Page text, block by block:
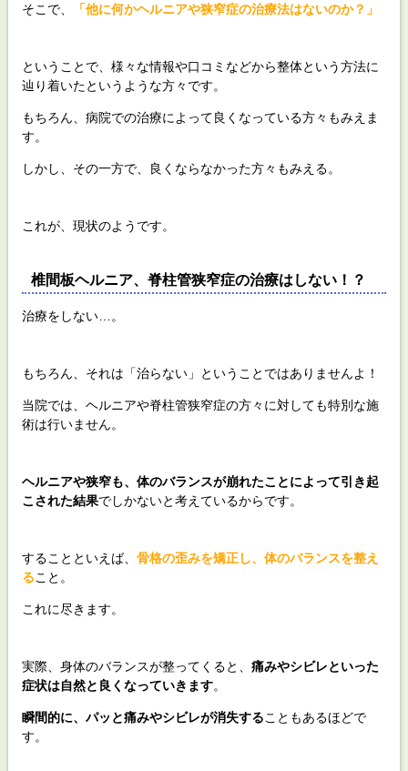
そこで、 「他に何かヘルニアや狭窄症の治療法はないのか？」
ということで、様々な情報や口コミなどから整体という方法に
辿り着いたというような方々です。
もちろん、病院での治療によって良くなっている方々もみえま
す。
しかし、その一方で、良くならなかった方々もみえる。
これが、現状のようです。
椎間板ヘルニア、脊柱管狭窄症の治療はしない！？
治療をしない…。
もちろん、それは「治らない」ということではありませんよ！
当院では、ヘルニアや脊柱管狭窄症の方々に対しても特別な施
術は行いません。
ヘルニアや狭窄も、体のバランスが崩れたことによって引き起
こされた結果でしかないと考えているからです。
することといえば、 骨格の歪みを矯正し、体のバランスを整え
ること。
これに尽きます。
実際、身体のバランスが整ってくると、 痛みやシビレといった
症状は自然と良くなっていきます。
瞬間的に、パッと痛みやシビレが消失することもあるほどで
す。